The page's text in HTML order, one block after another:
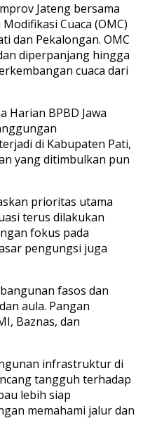
Jateng bersama
Cuaca (OMC)
dan Pekalongan. OMC
diperpanjang hingga
cuaca dari
Harian BPBD Jawa
di Kabupaten Pati,
yang ditimbulkan pun
prioritas utama
terus dilakukan
fokus pada
pengungsi juga
fasos dan
aula. Pangan
Baznas, dan
infrastruktur di
tangguh terhadap
lebih siap
memahami jalur dan